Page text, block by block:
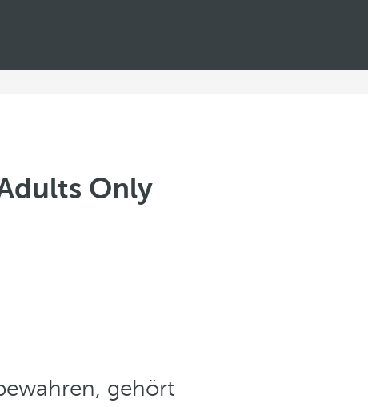
Only
gehört